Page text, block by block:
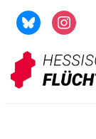
Zum
Inhalt
springen